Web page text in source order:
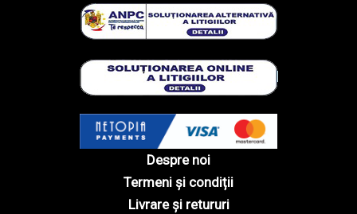
Despre noi
Termeni și condiții
Livrare și retururi